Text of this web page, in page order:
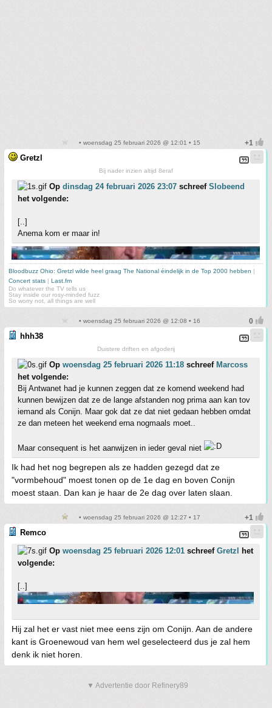
• woensdag 25 februari 2026 @ 12:01 • 15
Gretzl
Bij nader inzien altijd 8eraf
Op dinsdag 24 februari 2026 23:07 schreef Slobeend
het volgende:
[..]
Anema kom er maar in!
Bloodbuzz Ohio: Gretzl wilde heel graag The National éindelijk in de Top 2000 hebben |
Concert stats | Last.fm
Do whatever the TV tells us
Stay inside our rosy-minded fuzz
So worry not, all things are well
• woensdag 25 februari 2026 @ 12:08 • 16
hhh38
Duistere driften en afgoderij
Op woensdag 25 februari 2026 11:18 schreef Marcoss
het volgende:
Bij Antwanet had je kunnen zeggen dat ze komend weekend had
kunnen bewijzen dat ze de lange afstanden nog prima aan kan tov
iemand als Conijn. Maar gok dat ze dat niet gedaan hebben omdat
ze dan meteen het weekend erna nogmaals moet..
Maar consequent is het aanwijzen in ieder geval niet
Ik had het nog begrepen als ze hadden gezegd dat ze
"vormbehoud" moest tonen op de 1e dag en boven Conijn
moest staan. Dan kan je haar de 2e dag over laten slaan.
• woensdag 25 februari 2026 @ 12:27 • 17
Remco
Op woensdag 25 februari 2026 12:01 schreef Gretzl
het
volgende:
[..]
Hij zal het er vast niet mee eens zijn om Conijn. Aan de andere
kant is Groenewoud van hem wel geselecteerd dus je zal hem
denk ik niet horen.
▼ Advertentie door Refinery89